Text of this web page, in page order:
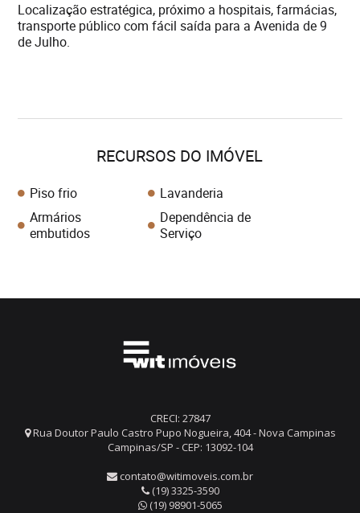
Localização estratégica, próximo a hospitais, farmácias,
transporte público com fácil saída para a Avenida de 9
de Julho.
RECURSOS DO IMÓVEL
Piso frio
Lavanderia
Armários
embutidos
Dependência de
Serviço
CRECI: 27847
Rua Doutor Paulo Castro Pupo Nogueira, 404 - Nova Campinas
Campinas/SP - CEP: 13092-104
contato@witimoveis.com.br
(19) 3325-3590
(19) 98901-5065